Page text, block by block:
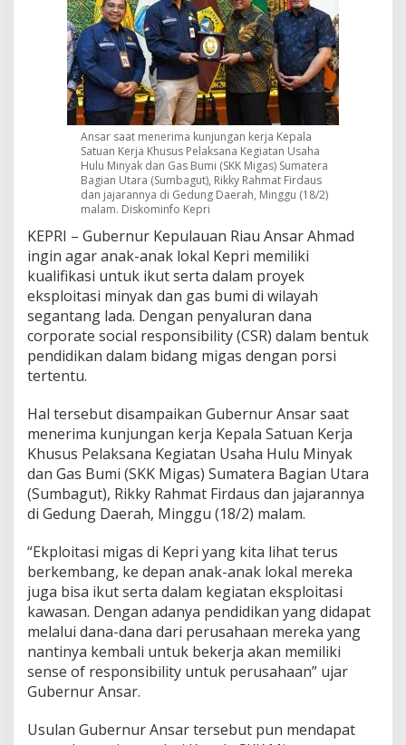
a
n
M
i
g
a
s
S
e
b
a
g
a
B
e
n
u
k
C
S
Ansar saat menerima kunjungan kerja Kepala
Satuan Kerja Khusus Pelaksana Kegiatan Usaha
Hulu Minyak dan Gas Bumi (SKK Migas) Sumatera
Bagian Utara (Sumbagut), Rikky Rahmat Firdaus
dan jajarannya di Gedung Daerah, Minggu (18/2)
malam. Diskominfo Kepri
KEPRI – Gubernur Kepulauan Riau Ansar Ahmad
ingin agar anak-anak lokal Kepri memiliki
kualifikasi untuk ikut serta dalam proyek
eksploitasi minyak dan gas bumi di wilayah
segantang lada. Dengan penyaluran dana
corporate social responsibility (CSR) dalam bentuk
pendidikan dalam bidang migas dengan porsi
tertentu.
Hal tersebut disampaikan Gubernur Ansar saat
menerima kunjungan kerja Kepala Satuan Kerja
Khusus Pelaksana Kegiatan Usaha Hulu Minyak
dan Gas Bumi (SKK Migas) Sumatera Bagian Utara
(Sumbagut), Rikky Rahmat Firdaus dan jajarannya
di Gedung Daerah, Minggu (18/2) malam.
“Ekploitasi migas di Kepri yang kita lihat terus
berkembang, ke depan anak-anak lokal mereka
juga bisa ikut serta dalam kegiatan eksploitasi
kawasan. Dengan adanya pendidikan yang didapat
melalui dana-dana dari perusahaan mereka yang
nantinya kembali untuk bekerja akan memiliki
sense of responsibility untuk perusahaan” ujar
Gubernur Ansar.
Usulan Gubernur Ansar tersebut pun mendapat